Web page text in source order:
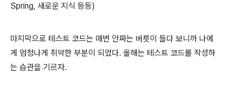
Spring, 새로운 지식 등등)
마지막으로 테스트 코드는 매번 안짜는 버릇이 들다 보니까 나에
게 엄청나게 취약한 부분이 되었다. 올해는 테스트 코드를 작성하
는 습관을 기르자.